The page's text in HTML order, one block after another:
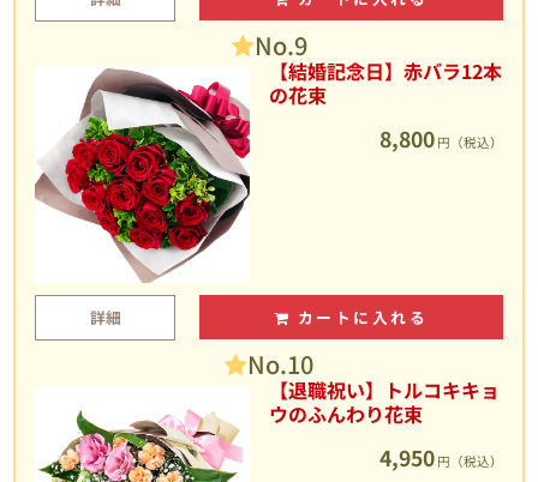
No.9
【結婚記念日】赤バラ12本
の花束
8,800 円（税込）
詳細 カートに入れる
No.10
【退職祝い】トルコキキョ
ウのふんわり花束
4,950 円（税込）